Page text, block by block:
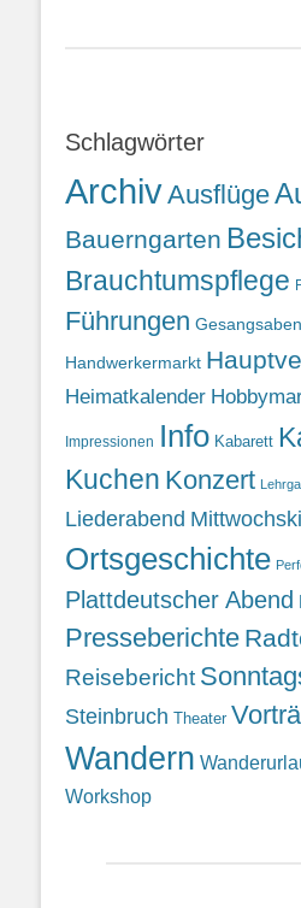
Schlagwörter
ArchivAusflüge
Bauerngarten
Brauchtumspflege
Führungen
Handwerkermarkt
Heimatkalender
Impressionen Info Kabarett
Kuchen Konzert
Liederabend
Ortsgeschichte
Plattdeutscher Abend
Presseberichte
Reisebericht
Steinbruch Theater
Wandern
Workshop